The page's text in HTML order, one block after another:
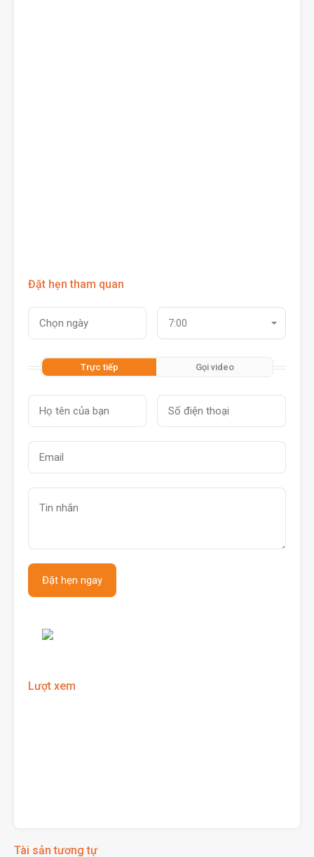
Đặt hẹn tham quan
7:00
Trực tiếp Gọi video
Lượt xem
Tài sản tương tự